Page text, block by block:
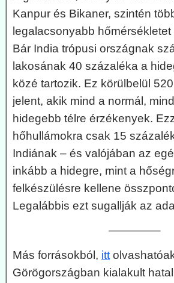
Kanpur és Bikaner, szintén
legalacsonyabb hőmérsékletet
Bár India trópusi országnak
lakosának 40 százaléka a
közé tartozik. Ez körülbelül
jelent, akik mind a normál,
hidegebb télre érzékenyek.
hőhullámokra csak 15
Indiának – és valójában az
inkább a hidegre, mint a
felkészülésre kellene
Legalábbis ezt sugallják az
————–
Más forrásokból, itt
Görögországban kialakult